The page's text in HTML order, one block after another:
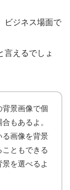
ビジネス場面で
言えるでしょ
景画像で個
もあるよ。
る画像を背景
ともできる
を選べるよ